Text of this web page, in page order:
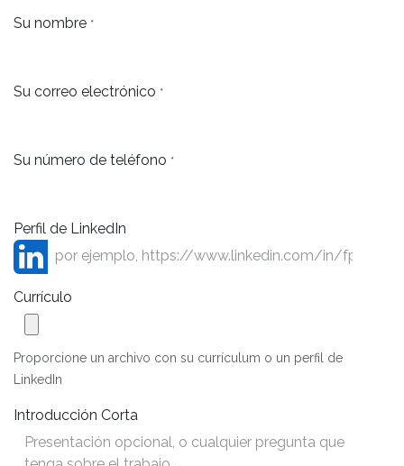
Su nombre *
Su correo electrónico *
Su número de teléfono *
Perfil de LinkedIn
Currículo
Proporcione un archivo con su currículum o un perfil de
LinkedIn
Introducción Corta